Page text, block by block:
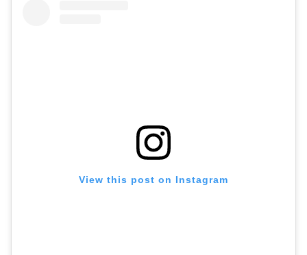
『ティファニー』のアクセサリーでデイリーコー
View this post on Instagram